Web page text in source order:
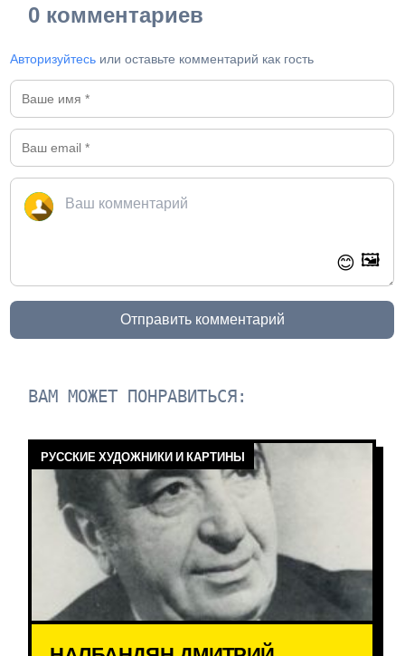
0 комментариев
Авторизуйтесь или оставьте комментарий как гость
😊 🖼️
Отправить комментарий
ВАМ МОЖЕТ ПОНРАВИТЬСЯ:
РУССКИЕ ХУДОЖНИКИ И КАРТИНЫ